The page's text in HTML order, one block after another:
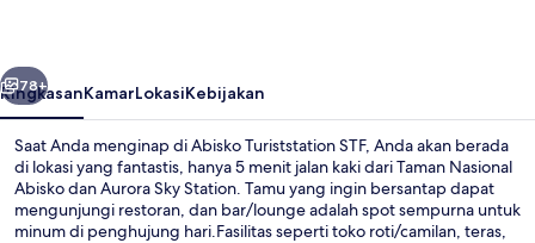
Berikutnya
78+
RingkasanKamarLokasiKebijakan
Saat Anda menginap di Abisko Turiststation STF, Anda akan berada
di lokasi yang fantastis, hanya 5 menit jalan kaki dari Taman Nasional
Abisko dan Aurora Sky Station. Tamu yang ingin bersantap dapat
mengunjungi restoran, dan bar/lounge adalah spot sempurna untuk
minum di penghujung hari.Fasilitas seperti toko roti/camilan, teras,